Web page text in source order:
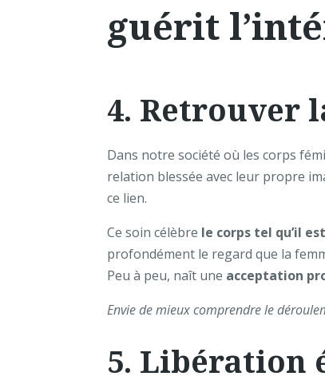
guérit
4. Retrouver
Dans notre société où les corps
relation blessée avec leur propre
ce lien.
Ce soin célèbre le corps tel qu’il est
profondément le regard que la
Peu à peu, naît une acceptation
Envie de mieux comprendre le
5. Libération